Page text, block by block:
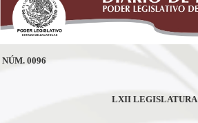
NÚM. 0096
LXII LEGISLATURA